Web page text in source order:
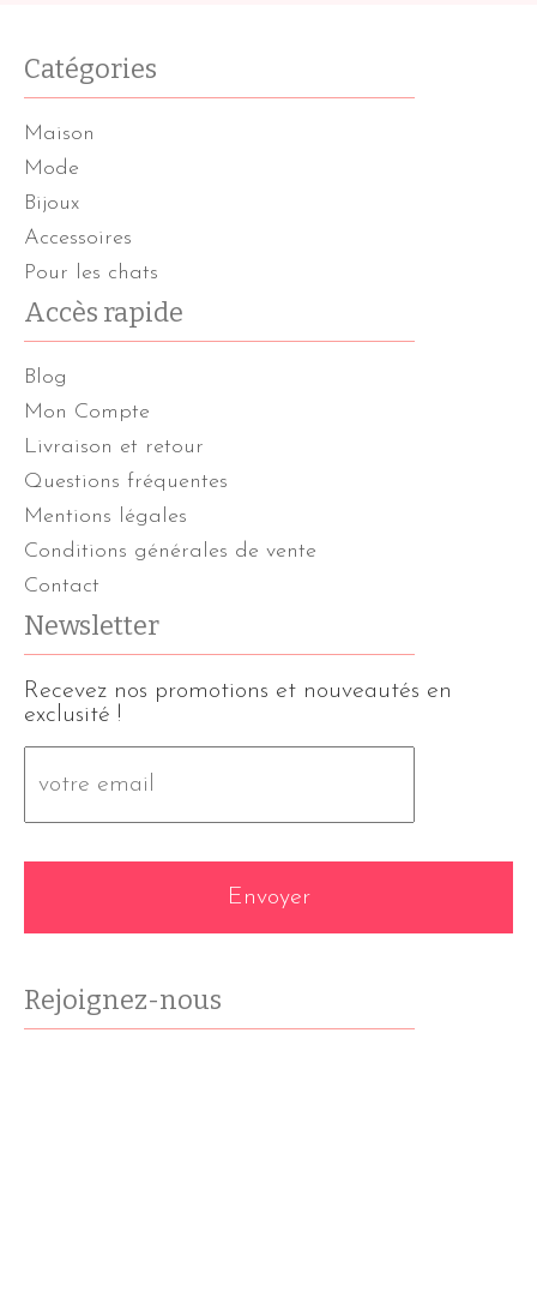
Catégories
Maison
Mode
Bijoux
Accessoires
Pour les chats
Accès rapide
Blog
Mon Compte
Livraison et retour
Questions fréquentes
Mentions légales
Conditions générales de vente
Contact
Newsletter
Recevez nos promotions et nouveautés en
exclusité !
mail *
Rejoignez-nous